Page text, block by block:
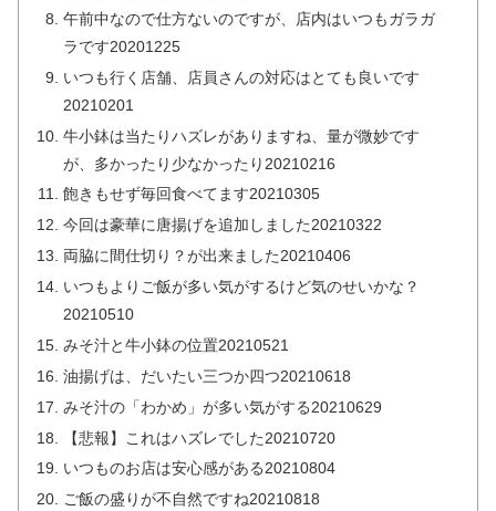
午前中なので仕方ないのですが、店内はいつもガラガ
ラです20201225
いつも行く店舗、店員さんの対応はとても良いです
20210201
牛小鉢は当たりハズレがありますね、量が微妙です
が、多かったり少なかったり20210216
飽きもせず毎回食べてます20210305
今回は豪華に唐揚げを追加しました20210322
両脇に間仕切り？が出来ました20210406
いつもよりご飯が多い気がするけど気のせいかな？
20210510
みそ汁と牛小鉢の位置20210521
油揚げは、だいたい三つか四つ20210618
みそ汁の「わかめ」が多い気がする20210629
【悲報】これはハズレでした20210720
いつものお店は安心感がある20210804
ご飯の盛りが不自然ですね20210818